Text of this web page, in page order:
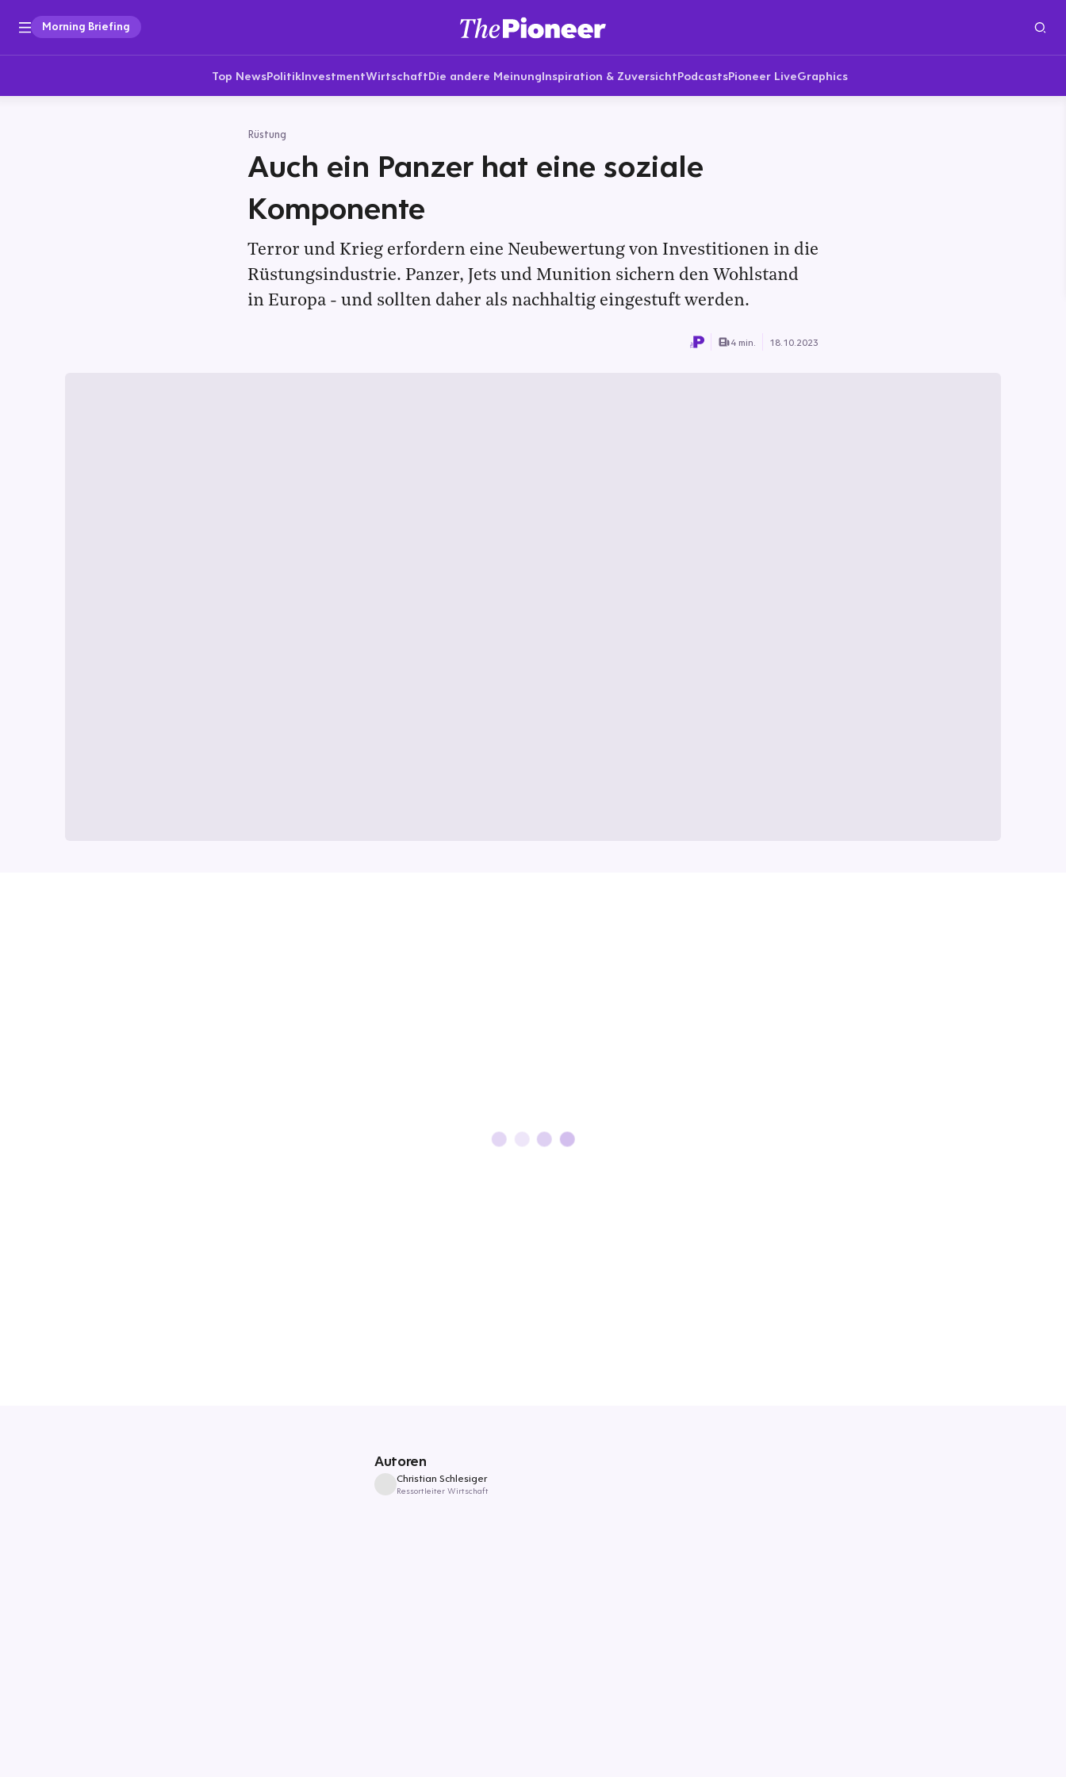
Morning Briefing
Top NewsPolitikInvestmentWirtschaftDie andere MeinungInspiration & ZuversichtPodcastsPioneer LiveGraphics
Rüstung
Auch ein Panzer hat eine soziale
Komponente
Terror und Krieg erfordern eine Neubewertung von Investitionen in die
Rüstungsindustrie. Panzer, Jets und Munition sichern den Wohlstand
in Europa - und sollten daher als nachhaltig eingestuft werden.
4 min. 18.10.2023
Autoren
Christian Schlesiger
Ressortleiter Wirtschaft